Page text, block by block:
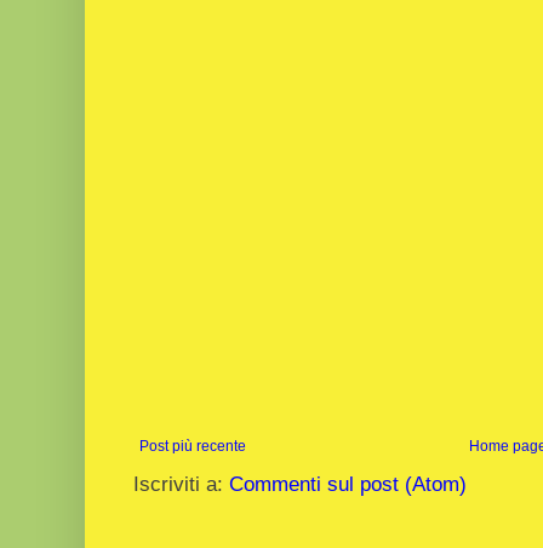
Post più recente Home
Iscriviti a: Commenti sul post (Atom)